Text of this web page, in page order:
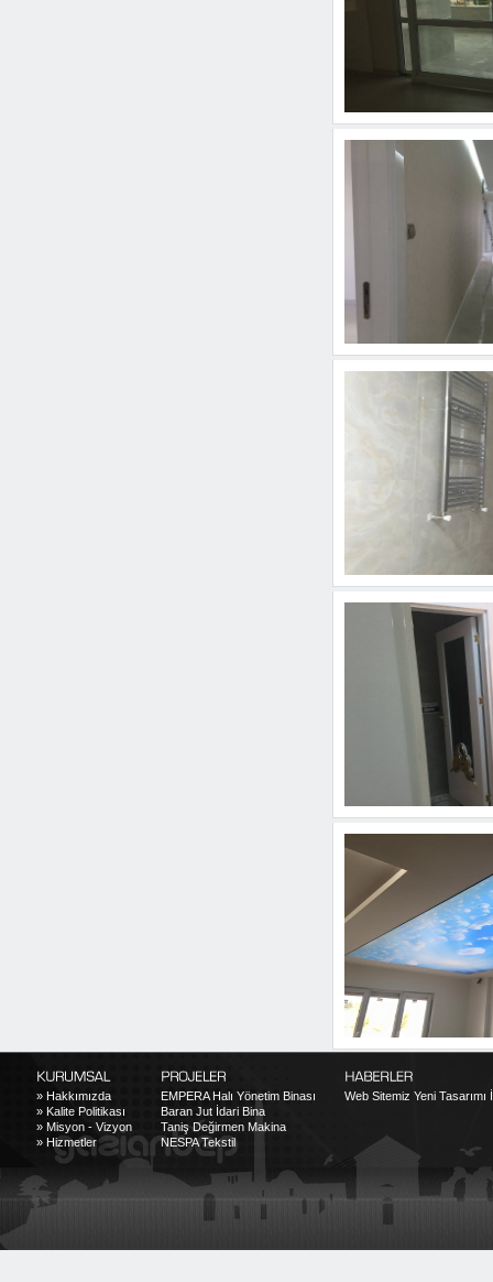
» Hakkımızda
» Kalite Politikası
» Misyon - Vizyon
» Hizmetler
EMPERA Halı Yönetim Binası
Baran Jut İdari Bina
Taniş Değirmen Makina
NESPA Tekstil
Web Sitemiz Yeni Tasarımı